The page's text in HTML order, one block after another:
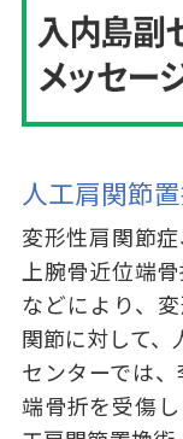
人工肩関節
変形性肩関節症
上腕骨近位端
などにより、
関節に対して、
センターでは
端骨折を受傷